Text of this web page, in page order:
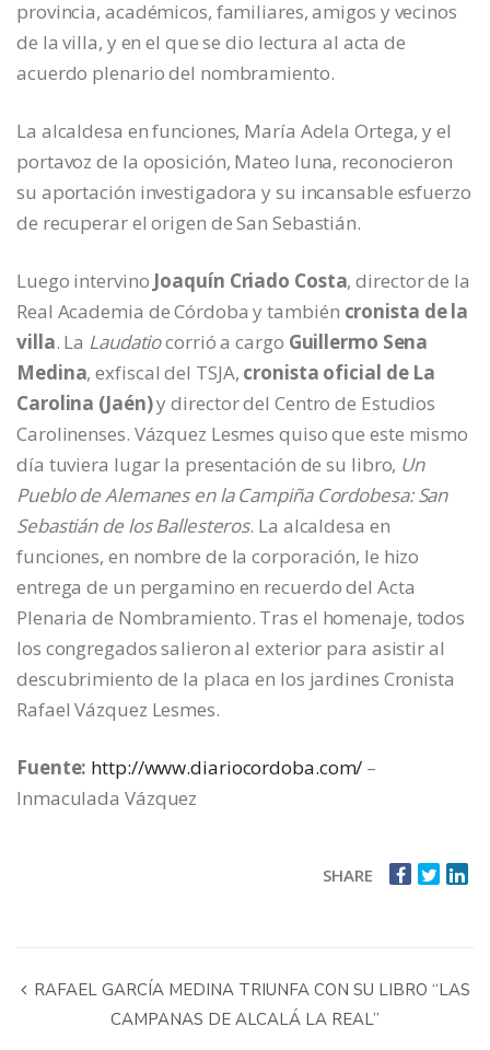
provincia, académicos, familiares, amigos y vecinos
de la villa, y en el que se dio lectura al acta de
acuerdo plenario del nombramiento.
La alcaldesa en funciones, María Adela Ortega, y el
portavoz de la oposición, Mateo luna, reconocieron
su aportación investigadora y su incansable esfuerzo
de recuperar el origen de San Sebastián.
Luego intervino Joaquín Criado Costa, director de la
Real Academia de Córdoba y también cronista de la
villa. La Laudatiocorrió a cargo Guillermo Sena
Medina, exfiscal del TSJA, cronista oficial de La
Carolina (Jaén)y director del Centro de Estudios
Carolinenses. Vázquez Lesmes quiso que este mismo
día tuviera lugar la presentación de su libro, Un
Pueblo de Alemanes en la Campiña Cordobesa: San
Sebastián de los Ballesteros. La alcaldesa en
funciones, en nombre de la corporación, le hizo
entrega de un pergamino en recuerdo del Acta
Plenaria de Nombramiento. Tras el homenaje, todos
los congregados salieron al exterior para asistir al
descubrimiento de la placa en los jardines Cronista
Rafael Vázquez Lesmes.
Fuente: http://www.diariocordoba.com/ –
Inmaculada Vázquez
SHARE
RAFAEL GARCÍA MEDINA TRIUNFA CON SU LIBRO “LAS
CAMPANAS DE ALCALÁ LA REAL”